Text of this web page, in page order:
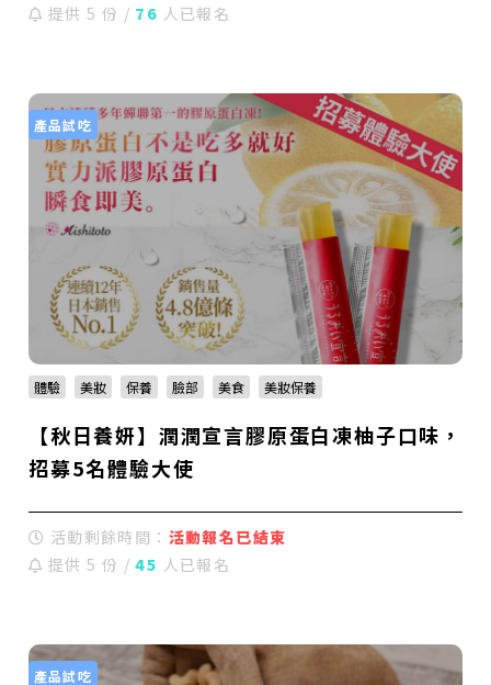
提供 5 份 / 76 人已報名
產品試吃
體驗 美妝 保養 臉部 美食 美妝保養
【秋日養妍】潤潤宣言膠原蛋白凍柚子口味，
招募5名體驗大使
活動剩餘時間： 活動報名已結束
提供 5 份 /45 人已報名
產品試吃